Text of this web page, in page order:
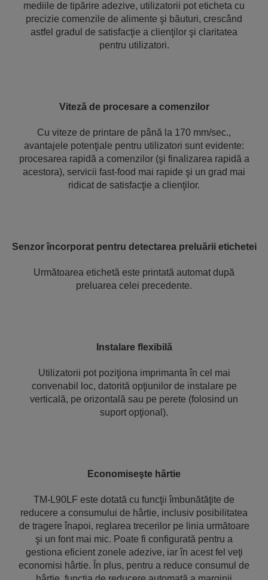
mediile de tipărire adezive, utilizatorii pot eticheta cu
precizie comenzile de alimente şi băuturi, crescând
astfel gradul de satisfacţie a clienţilor şi claritatea
pentru utilizatori.
Viteză de procesare a comenzilor
Cu viteze de printare de până la 170 mm/sec.,
avantajele potenţiale pentru utilizatori sunt evidente:
procesarea rapidă a comenzilor (şi finalizarea rapidă a
acestora), servicii fast-food mai rapide şi un grad mai
ridicat de satisfacţie a clienţilor.
Senzor încorporat pentru detectarea preluării etichetei
Următoarea etichetă este printată automat după
preluarea celei precedente.
Instalare flexibilă
Utilizatorii pot poziţiona imprimanta în cel mai
convenabil loc, datorită opţiunilor de instalare pe
verticală, pe orizontală sau pe perete (folosind un
suport opţional).
Economiseşte hârtie
TM-L90LF este dotată cu funcţii îmbunătăţite de
reducere a consumului de hârtie, inclusiv posibilitatea
de tragere înapoi, reglarea trecerilor pe linia următoare
şi un font mai mic. Poate fi configurată pentru a
gestiona eficient zonele adezive, iar în acest fel veţi
economisi hârtie. În plus, pentru a reduce consumul de